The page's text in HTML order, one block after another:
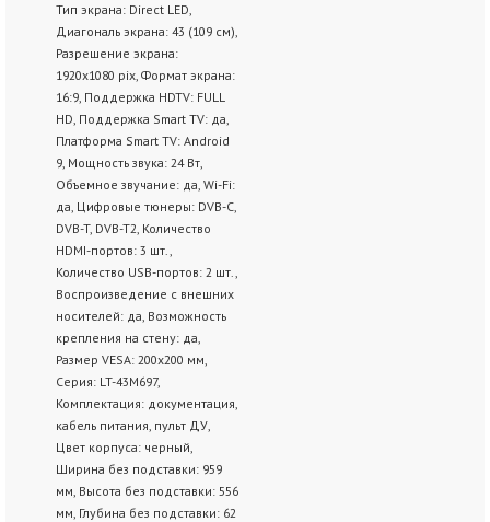
Тип экрана: Direct LED,
Диагональ экрана: 43 (109 см),
Разрешение экрана:
1920х1080 pix, Формат экрана:
16:9, Поддержка HDTV: FULL
HD, Поддержка Smart TV: да,
Платформа Smart TV: Android
9, Мощность звука: 24 Вт,
Объемное звучание: да, Wi-Fi:
да, Цифровые тюнеры: DVB-C,
DVB-T, DVB-T2, Количество
HDMI-портов: 3 шт.,
Количество USB-портов: 2 шт.,
Воспроизведение с внешних
носителей: да, Возможность
крепления на стену: да,
Размер VESA: 200x200 мм,
Серия: LT-43M697,
Комплектация: документация,
кабель питания, пульт ДУ,
Цвет корпуса: черный,
Ширина без подставки: 959
мм, Высота без подставки: 556
мм, Глубина без подставки: 62